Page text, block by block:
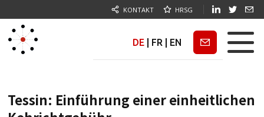
KONTAKT HRSG
DE FR EN Newsletter
Tessin: Einführung einer einheitlichen